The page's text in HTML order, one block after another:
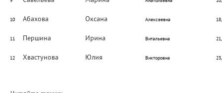
10 Абахова Оксана Алексеевна
11 Першина Ирина Витальевна
12 Хвастунова Юлия Викторовна